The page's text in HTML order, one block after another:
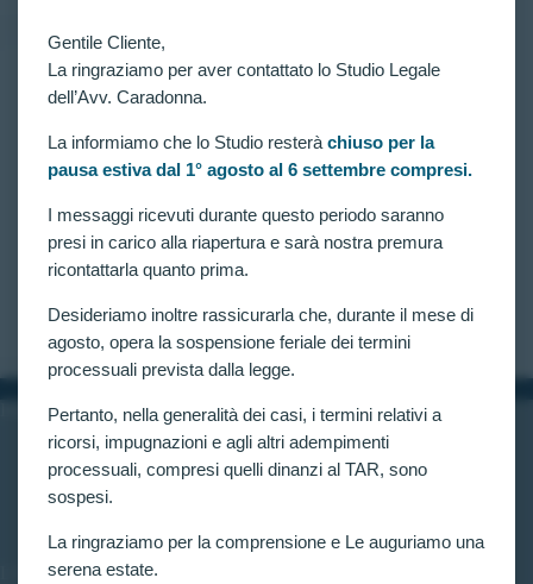
Gentile Cliente,
La ringraziamo per aver contattato lo Studio Legale
dell’Avv. Caradonna.
La informiamo che lo Studio resterà chiuso per la
pausa estiva dal 1° agosto al 6 settembre compresi.
I messaggi ricevuti durante questo periodo saranno
presi in carico alla riapertura e sarà nostra premura
ricontattarla quanto prima.
Desideriamo inoltre rassicurarla che, durante il mese di
agosto, opera la sospensione feriale dei termini
processuali prevista dalla legge.
Pertanto, nella generalità dei casi, i termini relativi a
ricorsi, impugnazioni e agli altri adempimenti
processuali, compresi quelli dinanzi al TAR, sono
sospesi.
La ringraziamo per la comprensione e Le auguriamo una
serena estate.
RICORSI ATTIVI,VITTORIE CONSEGUITE
concorso per 1227 allievi agenti della Polizia di Stato
per mancato raggiungimento dei 12/20.
Claudia Caradonna escluso agli accertamenti
attitudinali del concorso per 1227 allievi agenti della
Polizia di Stato per aver conseguito una media
CLAUDIA CARADONNA MARZO 26, 2022
INFORMAZIONI
Home
Chi siamo
Contatti
LINK UTILI